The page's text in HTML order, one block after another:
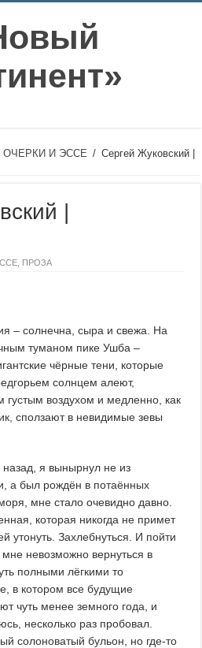
ОЧЕРКИ И ЭССЕ / Сергей Жуковский |
|
ПРОЗА
– солнечна, сыра и свежа. На
туманом пике Ушба –
чёрные тени, которые
солнцем алеют,
густым воздухом и медленно, как
сползают в невидимые зевы
я вынырнул не из
а был рождён в потаённых
мне стало очевидно давно.
которая никогда не примет
утонуть. Захлебнуться. И пойти
невозможно вернуться в
полными лёгкими то
в котором все будущие
чуть менее земного года, и
несколько раз пробовал.
солоноватый бульон, но где-то